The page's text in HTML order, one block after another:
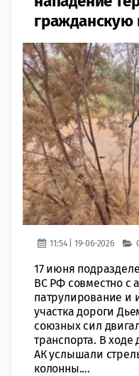
гражданскую
11:54 | 19-06-2026
17 июня
ВС РФ совместно с
патрулирование и
участка дороги
союзных сил
транспорта. В
АК услышали
колонны....